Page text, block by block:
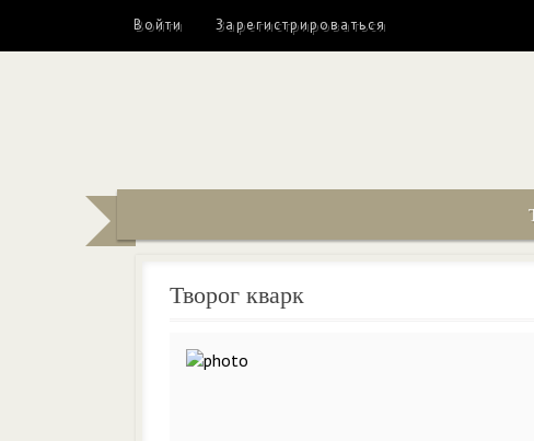
Войти Зарегистрироваться
Творог кварк